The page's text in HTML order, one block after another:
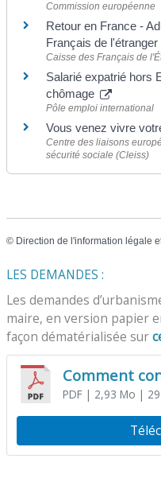
Commission européenne
Retour en France -
Français de l'étranger
Caisse des Français de
Salarié expatrié hors
chômage
Pôle emploi international
Vous venez vivre
Centre des liaisons
sécurité sociale (Cleiss)
© Direction de l'information légale
LES DEMANDES :
Les demandes
maire, en version papier
façon dématérialisée sur
Comment
PDF| 2,93 Mo |